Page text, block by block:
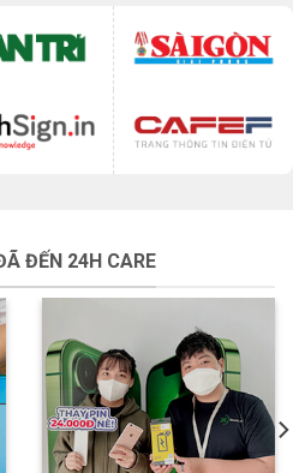
ĐẾN 24H CARE